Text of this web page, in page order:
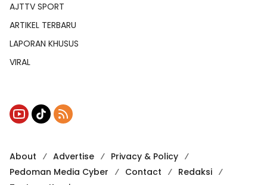
AJTTV SPORT
ARTIKEL TERBARU
LAPORAN KHUSUS
VIRAL
About Advertise
Privacy & Policy
Pedoman Media Cyber
Contact
Redaksi